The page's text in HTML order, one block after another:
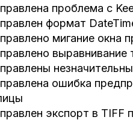
проблема с
формат
мигание окна
выравнивание
ошибка
экспорт в TIFF